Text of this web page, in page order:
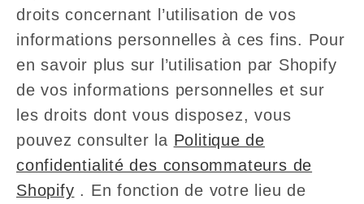
droits concernant l’utilisation de vos
informations personnelles à ces fins. Pour
en savoir plus sur l’utilisation par Shopify
de vos informations personnelles et sur
les droits dont vous disposez, vous
pouvez consulter la Politique de
confidentialité des consommateurs de
Shopify . En fonction de votre lieu de